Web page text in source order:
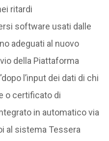
ritardi
software usati dalle
adeguati al nuovo
della Piattaforma
l’input dei dati di chi
o certificato di
in automatico via
al sistema Tessera